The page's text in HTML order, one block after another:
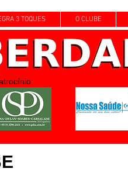
3 TOQUES O CLUBE